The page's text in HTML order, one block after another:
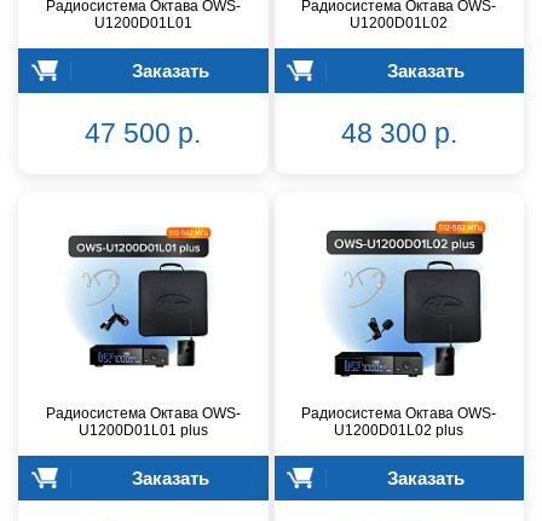
Радиосистема Октава OWS-
U1200D01L01
Заказать
47 500 р.
Радиосистема Октава OWS-
U1200D01L02
Заказать
48 300 р.
Радиосистема Октава OWS-
U1200D01L01 plus
Заказать
Радиосистема Октава OWS-
U1200D01L02 plus
Заказать